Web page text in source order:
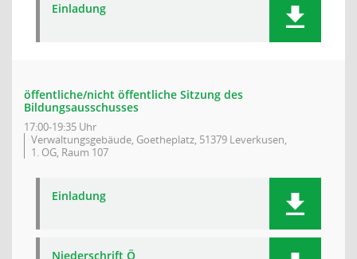
Einladung
öffentliche/nicht öffentliche Sitzung des
Bildungsausschusses
17:00-19:35 Uhr
Verwaltungsgebäude, Goetheplatz, 51379 Leverkusen,
1. OG, Raum 107
Einladung
Niederschrift Ö